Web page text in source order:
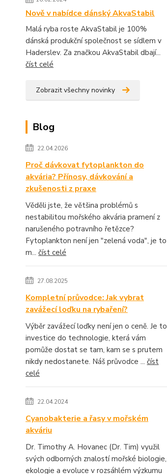
Nově v nabídce dánský AkvaStabil
Malá ryba roste AkvaStabil je 100%
dánská produkční společnost se sídlem v
Haderslev. Za značkou AkvaStabil dbají...
číst celé
Zobrazit všechny novinky
Blog
22.04.2026
Proč dávkovat fytoplankton do
akvária? Přínosy, dávkování a
zkušenosti z praxe
Věděli jste, že většina problémů s
nestabilitou mořského akvária pramení z
narušeného potravního řetězce?
Fytoplankton není jen "zelená voda", je to
m... číst celé
27.08.2025
Kompletní průvodce: Jak vybrat
zavážecí loďku na rybaření?
Výběr zavážecí loďky není jen o ceně. Je to
investice do technologie, která vám
pomůže dostat se tam, kam se s prutem
nikdy nedostanete. Náš průvodce ... číst
celé
22.04.2024
Cyanobakterie a řasy v mořském
akváriu
Dr. Timothy A. Hovanec (Dr. Tim) využil
svých odborných znalostí mořské biologie,
ekologie a evoluce v rozsáhlém výzkumu